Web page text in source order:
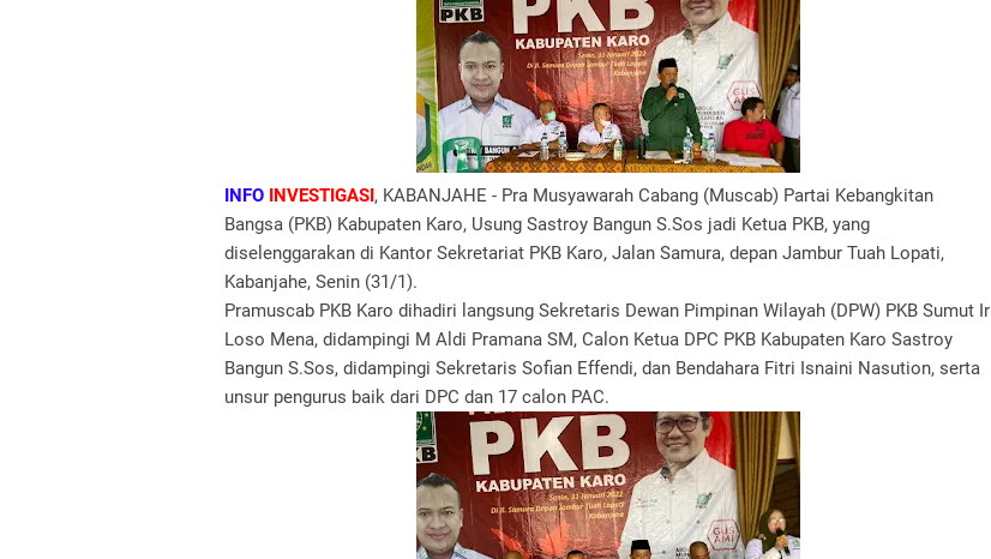
INFO INVESTIGASI, KABANJAHE - Pra Musyawarah Cabang (Muscab) Partai Kebangkitan
Bangsa (PKB) Kabupaten Karo, Usung Sastroy Bangun S.Sos jadi Ketua PKB, yang
diselenggarakan di Kantor Sekretariat PKB Karo, Jalan Samura, depan Jambur Tuah Lopati,
Kabanjahe, Senin (31/1).
Pramuscab PKB Karo dihadiri langsung Sekretaris Dewan Pimpinan Wilayah (DPW) PKB Sumut Ir
Loso Mena, didampingi M Aldi Pramana SM, Calon Ketua DPC PKB Kabupaten Karo Sastroy
Bangun S.Sos, didampingi Sekretaris Sofian Effendi, dan Bendahara Fitri Isnaini Nasution, serta
unsur pengurus baik dari DPC dan 17 calon PAC.